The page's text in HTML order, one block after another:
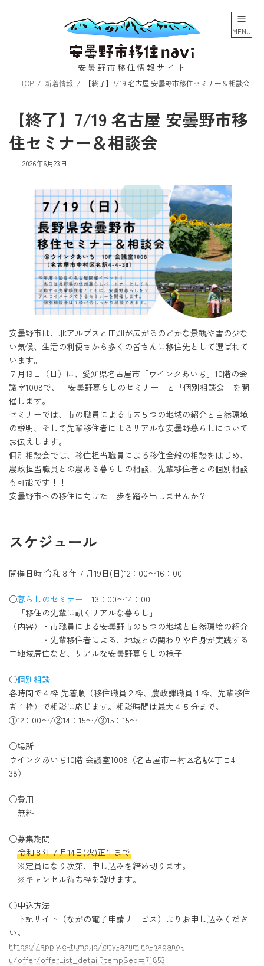
安曇野市移住情報サイト
TOP 新着情報 【終了】7/19 名古屋 安曇野市移住セミナー＆相談会
【終了】7/19 名古屋 安曇野市移
住セミナー＆相談会
2026年6月23日
安曇野市は、北アルプスと田畑が広がるのどかな景観や雪の少な
い気候、生活の利便さから多くの皆さんに移住先として選ばれて
います。
７月19日（日）に、愛知県名古屋市「ウインクあいち」10階の会
議室1008で、「安曇野暮らしのセミナー」と「個別相談会」を開
催します。
セミナーでは、市の職員による市内５つの地域の紹介と自然環境
の説明、そして先輩移住者によるリアルな安曇野暮らしについて
お伝えします。
個別相談会では、移住担当職員による移住全般の相談をはじめ、
農政担当職員との農ある暮らしの相談、先輩移住者との個別相談
も可能です！！
安曇野市への移住に向けた一歩を踏み出しませんか？
スケジュール
開催日時 令和８年７月19日(日)12：00〜16：00
○暮らしのセミナー 13：00〜14：00
「移住の先輩に訊くリアルな暮らし」
（内容）・市職員による安曇野市の５つの地域と自然環境の紹介
・先輩移住者による、地域との関わりや自身が実践する
二地域居住など、リアルな安曇野暮らしの様子
○個別相談
各時間で４枠 先着順（移住職員２枠、農政課職員１枠、先輩移住
者１枠）で相談に応じます。相談時間は最大４５分まで。
①12：00〜/②14：15〜/③15：15〜
○場所
ウインクあいち10階 会議室1008（名古屋市中村区名駅4丁目4-
38）
○費用
無料
○募集期間
令和８年７月14日(火)正午まで
※定員になり次第、申し込みを締め切ります。
※キャンセル待ち枠を設けます。
○申込方法
下記サイト（ながの電子申請サービス）よりお申し込みくださ
い。
https://apply.e-tumo.jp/city-azumino-nagano-
u/offer/offerList_detail?tempSeq=71853
MENU